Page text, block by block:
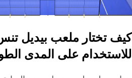
كيف تختار ملعب بيديل
للاستخدام على المدى